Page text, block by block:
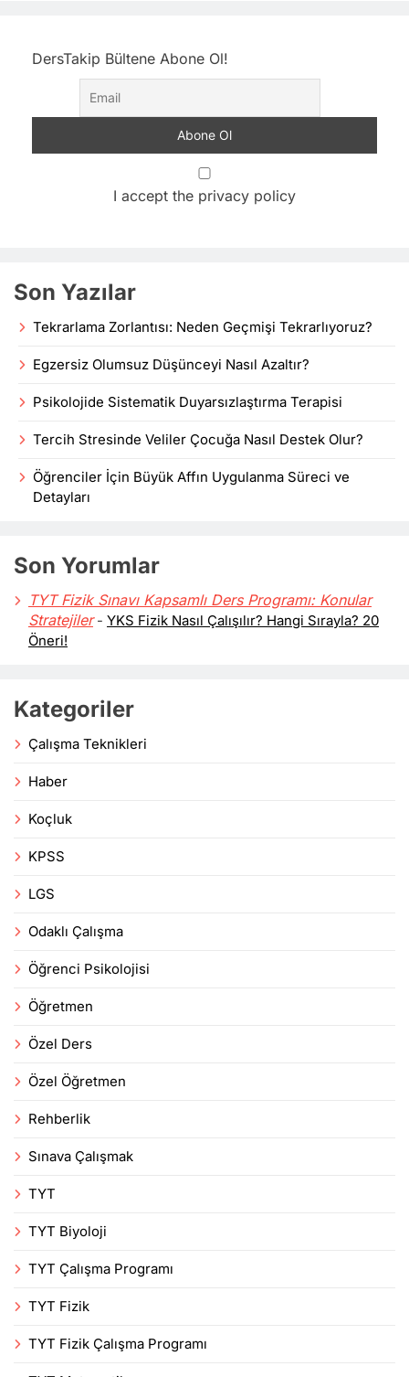
DersTakip Bültene Abone Ol!
I accept the privacy policy
Son Yazılar
Tekrarlama Zorlantısı: Neden Geçmişi Tekrarlıyoruz?
Egzersiz Olumsuz Düşünceyi Nasıl Azaltır?
Psikolojide Sistematik Duyarsızlaştırma Terapisi
Tercih Stresinde Veliler Çocuğa Nasıl Destek Olur?
Öğrenciler İçin Büyük Affın Uygulanma Süreci ve
Detayları
Son Yorumlar
TYT Fizik Sınavı Kapsamlı Ders Programı: Konular
Stratejiler- YKS Fizik Nasıl Çalışılır? Hangi Sırayla? 20
Öneri!
Kategoriler
Çalışma Teknikleri
Haber
Koçluk
KPSS
LGS
Odaklı Çalışma
Öğrenci Psikolojisi
Öğretmen
Özel Ders
Özel Öğretmen
Rehberlik
Sınava Çalışmak
TYT
TYT Biyoloji
TYT Çalışma Programı
TYT Fizik
TYT Fizik Çalışma Programı